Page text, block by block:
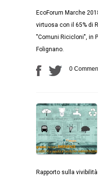
EcoForum Marche
virtuosa con il 65% di
"Comuni Ricicloni", in
Folignano.
0
Rapporto sulla